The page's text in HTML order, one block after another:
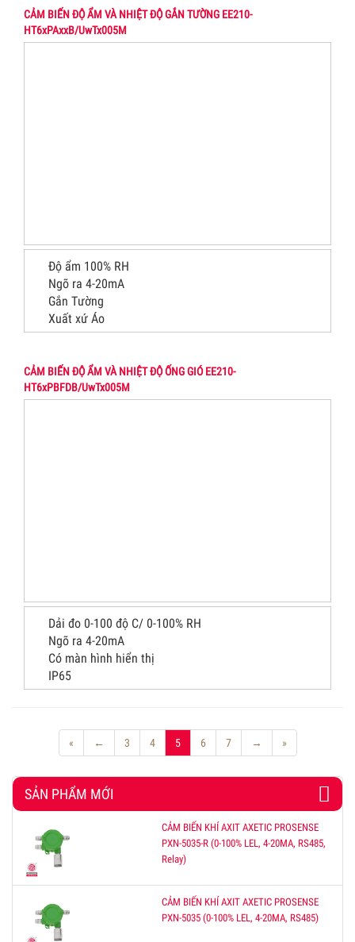
CẢM BIẾN ĐỘ ẨM VÀ NHIỆT ĐỘ GẮN TƯỜNG EE210-
HT6xPAxxB/UwTx005M
Độ ẩm 100% RH
Ngõ ra 4-20mA
Gắn Tường
Xuất xứ Áo
CẢM BIẾN ĐỘ ẨM VÀ NHIỆT ĐỘ ỐNG GIÓ EE210-
HT6xPBFDB/UwTx005M
Dải đo 0-100 độ C/ 0-100% RH
Ngõ ra 4-20mA
Có màn hình hiển thị
IP65
« ← 3 4 5 6 7 → »
SẢN PHẨM MỚI
CẢM BIẾN KHÍ AXIT AXETIC PROSENSE
PXN-5035-R (0-100% LEL, 4-20MA, RS485,
Relay)
CẢM BIẾN KHÍ AXIT AXETIC PROSENSE
PXN-5035 (0-100% LEL, 4-20MA, RS485)